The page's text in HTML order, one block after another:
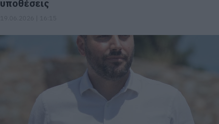
υποθέσεις